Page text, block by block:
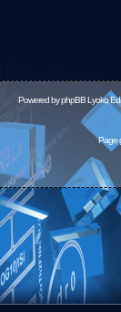
Powered byphpBBLyoko
Page